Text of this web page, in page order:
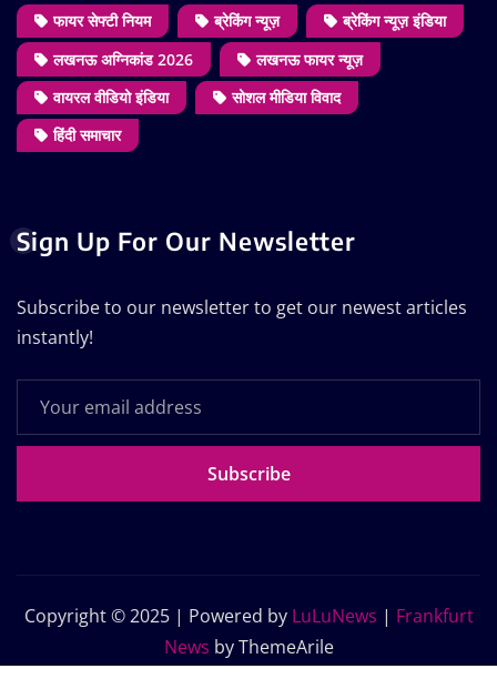
फायर सेफ्टी नियम
ब्रेकिंग न्यूज़
ब्रेकिंग न्यूज़ इंडिया
लखनऊ अग्निकांड 2026
लखनऊ फायर न्यूज़
वायरल वीडियो इंडिया
सोशल मीडिया विवाद
हिंदी समाचार
Sign Up For Our Newsletter
Subscribe to our newsletter to get our newest articles
instantly!
Subscribe
Copyright © 2025 | Powered by LuLuNews | Frankfurt
News by ThemeArile